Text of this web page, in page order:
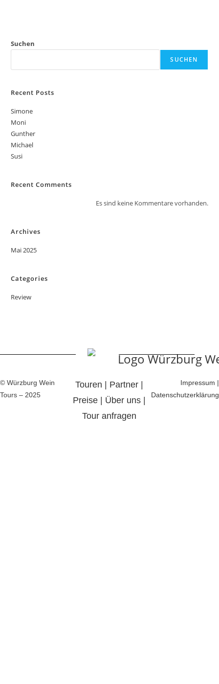
Suchen
SUCHEN
Recent Posts
Simone
Moni
Gunther
Michael
Susi
Recent Comments
Es sind keine Kommentare vorhanden.
Archives
Mai 2025
Categories
Review
© Würzburg Wein
Tours – 2025
Touren Partner
Preise
Über uns
Tour anfragen
Impressum |
Datenschutzerklärung